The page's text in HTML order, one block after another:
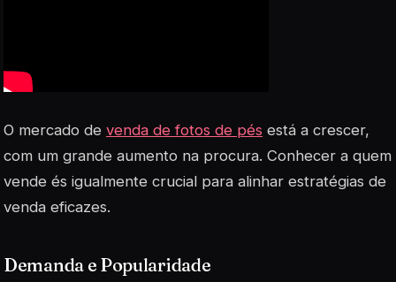
O mercado de venda de fotos de pés está a crescer,
com um grande aumento na procura. Conhecer a quem
vende és igualmente crucial para alinhar estratégias de
venda eficazes.
Demanda e Popularidade